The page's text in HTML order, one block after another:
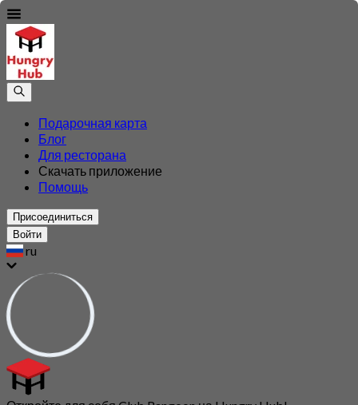
Подарочная карта
Блог
Для ресторана
Скачать приложение
Помощь
Присоединиться
Войти
ru